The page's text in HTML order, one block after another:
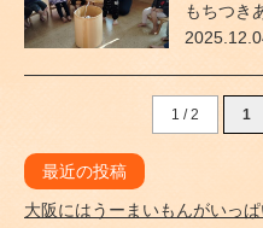
もちつき
1 / 2 1
最近の投稿
大阪にはうーまいもんがいっ